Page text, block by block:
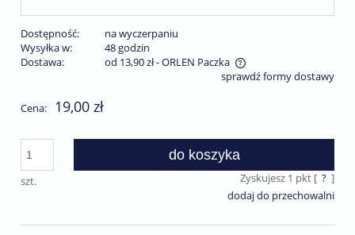
Dostępność:
na wyczerpaniu
Wysyłka w:
48 godzin
Dostawa:
od 13,90 zł- ORLEN Paczka
Cena nie zawiera ewentualnych kosztów płatnościsprawdź formy dostawy
Cena: 19,00 zł
szt.
do koszyka
Zyskujesz 1 pkt [ ? ]
dodaj do przechowalni